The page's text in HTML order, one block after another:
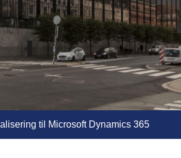
til Microsoft Dynamics 365